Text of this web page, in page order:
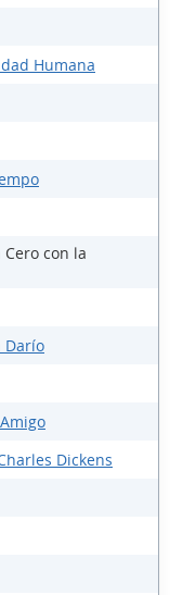
Humana
con la
Darío
Dickens